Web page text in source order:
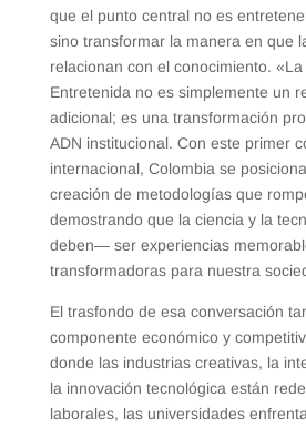
que el punto central no es
sino transformar la manera en que
relacionan con el conocimiento. «La
Entretenida no es simplemente un
adicional; es una transformación
ADN institucional. Con este primer
internacional, Colombia se
creación de metodologías que
demostrando que la ciencia y la
deben— ser experiencias
transformadoras para nuestra
El trasfondo de esa conversación
componente económico y
donde las industrias creativas, la
la innovación tecnológica están
laborales, las universidades